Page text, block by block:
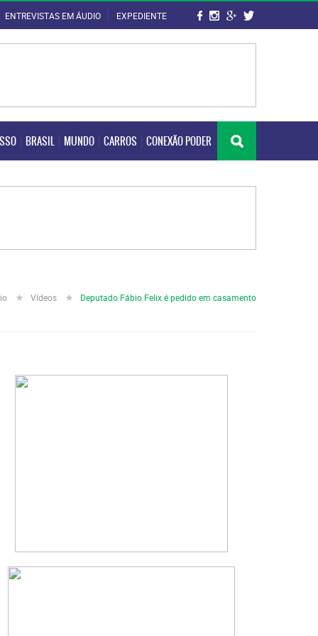
ENTREVISTAS EM ÁUDIO EXPEDIENTE
BRASIL MUNDO CARROS CONEXÃO PODER
BRASIL MUNDO CARROS CONEXÃO PODER
Vídeos Deputado Fábio Felix é pedido em casamento